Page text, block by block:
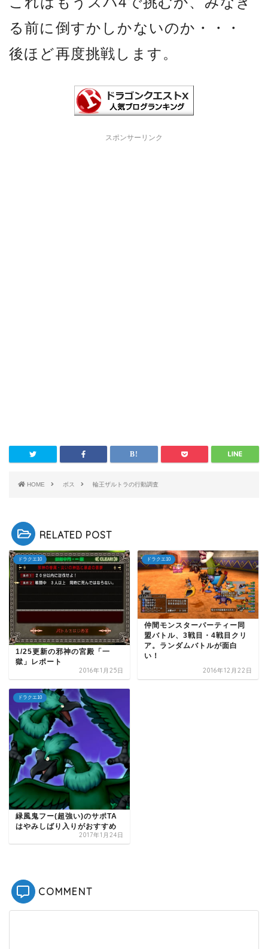
る前に倒すかしかないのか・・・
後ほど再度挑戦します。
スポンサーリンク
HOME ボス 輪王ザルトラの行動調査
RELATED POST
ドラクエ10
1/25更新の邪神の宮殿「一
獄」レポート
2016年1月25日
ドラクエ10
仲間モンスターパーティー同
盟バトル、3戦目・4戦目クリ
ア。ランダムバトルが面白
い！
2016年12月22日
ドラクエ10
緑風鬼フー(超強い)のサポTA
はやみしばり入りがおすすめ
2017年1月24日
COMMENT